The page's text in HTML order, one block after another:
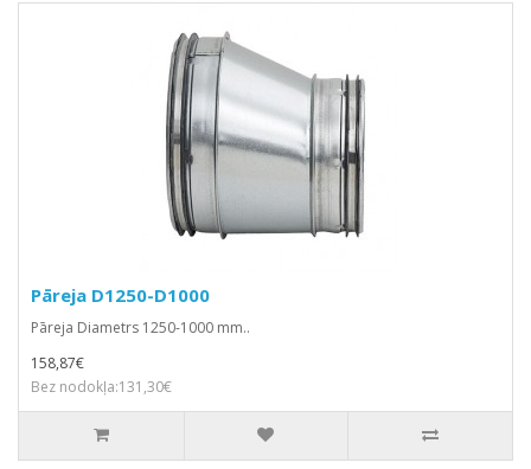
Pāreja D1250-D1000
Pāreja Diametrs 1250-1000 mm..
158,87€
Bez nodokļa:131,30€